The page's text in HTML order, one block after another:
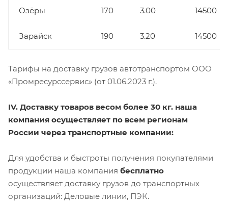
Озёры 170 3.00 14500
Зарайск 190 3.20 14500
Тарифы на доставку грузов автотранспортом ООО
«Промресурссервис» (от 01.06.2023 г.).
IV. Доставку товаров весом более 30 кг. наша
компания осуществляет по всем регионам
России через транспортные компании:
Для удобства и быстроты получения покупателями
продукции наша компания бесплатно
осуществляет доставку грузов до транспортных
организаций: Деловые линии, ПЭК.